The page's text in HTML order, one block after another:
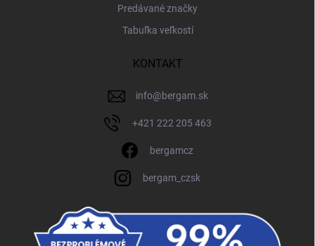
Predávané značky
Tabuľka veľkostí
KONTAKT
info@bergam.sk
+421 222 205 463
bergamcz
bergam_czsk